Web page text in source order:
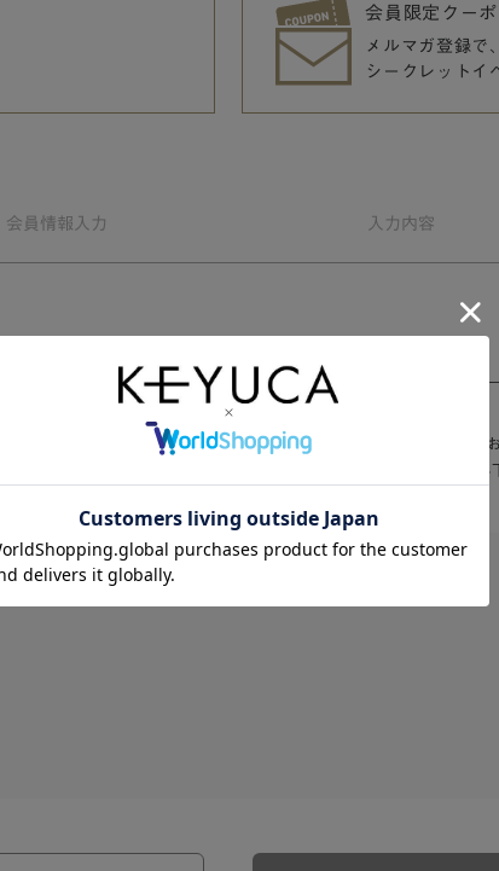
会員限定クーポ
メルマガ登録で
シークレットイ
会員情報 入力 入力 内容
ンショップ」入会お申込の前に、以下の会員規約・利用規約を必ず
る方は、「同意する」をクリックして入会お申込フォームへお進み